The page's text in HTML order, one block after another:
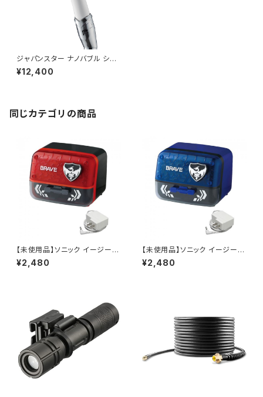
ジャパンスター ナノバブル シャ
ワーヘッド ナノフェミラスプラ
ス NF2210-P2 / JAN : 456
¥12,400
同じカテゴリの商品
【未使用品】ソニック イージーピ
ージー α電動鉛筆削り ブレイ
ブ EK-2760-D (ブラック) / JA
¥2,480
【未使用品】ソニック イージーピ
ージー α電動鉛筆削り ブレイ
ブ EK-2760-B (ブルー) / JAN
¥2,480